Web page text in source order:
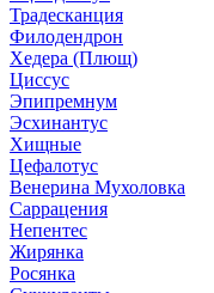
Традесканция
Филодендрон
Хедера (Плющ)
Циссус
Эпипремнум
Эсхинантус
Хищные
Цефалотус
Венерина Мухоловка
Саррацения
Непентес
Жирянка
Росянка